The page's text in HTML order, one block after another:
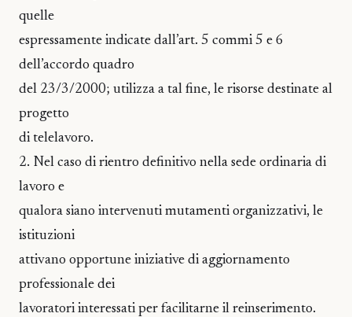
quelle
espressamente indicate dall’art. 5 commi 5 e 6
dell’accordo quadro
del 23/3/2000; utilizza a tal fine, le risorse destinate al
progetto
di telelavoro.
2. Nel caso di rientro definitivo nella sede ordinaria di
lavoro e
qualora siano intervenuti mutamenti organizzativi, le
istituzioni
attivano opportune iniziative di aggiornamento
professionale dei
lavoratori interessati per facilitarne il reinserimento.